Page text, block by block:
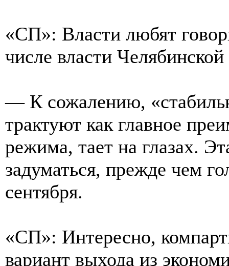
«СП»: Власти любят
числе власти Челябинской
— К сожалению,
трактуют как главное
режима, тает на глазах.
задуматься, прежде чем
сентября.
«СП»: Интересно,
вариант выхода из